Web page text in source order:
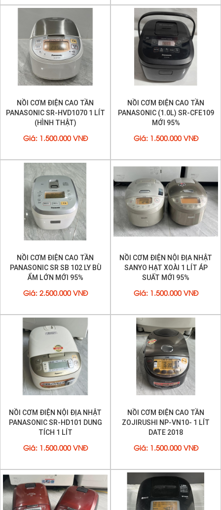
NỒI CƠM ĐIỆN CAO TẦN
PANASONIC SR-HVD1070 1 LÍT
(HÌNH THẬT)
Giá : 1.500.000 VNĐ
NỒI CƠM ĐIỆN CAO TẦN
PANASONIC (1.0L) SR-CFE109
MỚI 95%
Giá : 1.500.000 VNĐ
NỒI CƠM ĐIỆN CAO TẦN
PANASONIC SR SB 102 LY BÙ
ẨM LỚN MỚI 95%
Giá: 2.500.000 VNĐ
NỒI CƠM ĐIỆN NỘI ĐỊA NHẬT
SANYO HẠT XOÀI 1 LÍT ÁP
SUẤT MỚI 95%
Giá: 1.500.000 VNĐ
NỒI CƠM ĐIỆN NỘI ĐỊA NHẬT
PANASONIC SR-HD101 DUNG
TÍCH 1 LÍT
Giá: 1.500.000 VNĐ
NỒI CƠM ĐIỆN CAO TẦN
ZOJIRUSHI NP-VN10- 1 LÍT
DATE 2018
Giá: 1.500.000 VNĐ